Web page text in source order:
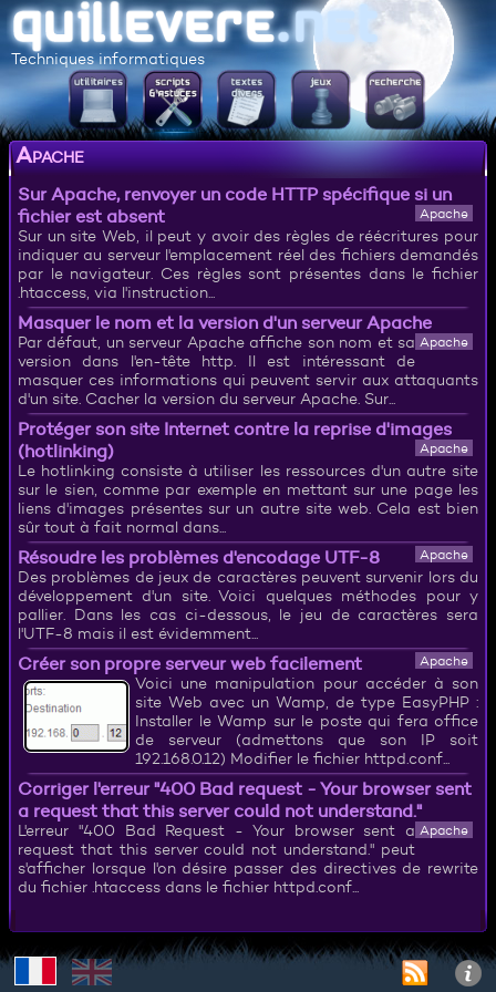
Techniques informatiques
Apache
Sur Apache, renvoyer un code HTTP spécifique si un
fichier est absent
Apache
Sur un site Web, il peut y avoir des règles de réécritures pour
indiquer au serveur l'emplacement réel des fichiers demandés
par le navigateur. Ces règles sont présentes dans le fichier
.htaccess, via l'instruction...
Masquer le nom et la version d'un serveur Apache
Apache
Par défaut, un serveur Apache affiche son nom et sa
version dans l'en-tête http. Il est intéressant de
masquer ces informations qui peuvent servir aux attaquants
d'un site. Cacher la version du serveur Apache. Sur...
Protéger son site Internet contre la reprise d'images
(hotlinking)
Apache
Le hotlinking consiste à utiliser les ressources d'un autre site
sur le sien, comme par exemple en mettant sur une page les
liens d'images présentes sur un autre site web. Cela est bien
sûr tout à fait normal dans...
Résoudre les problèmes d'encodage UTF-8 Apache
Des problèmes de jeux de caractères peuvent survenir lors du
développement d'un site. Voici quelques méthodes pour y
pallier. Dans les cas ci-dessous, le jeu de caractères sera
l'UTF-8 mais il est évidemment...
Créer son propre serveur web facilement Apache
Voici une manipulation pour accéder à son
site Web avec un Wamp, de type EasyPHP :
Installer le Wamp sur le poste qui fera office
de serveur (admettons que son IP soit
192.168.0.12) Modifier le fichier httpd.conf...
Corriger l'erreur "400 Bad request - Your browser sent
a request that this server could not understand."
Apache
L'erreur "400 Bad Request - Your browser sent a
request that this server could not understand." peut
s'afficher lorsque l'on désire passer des directives de rewrite
du fichier .htaccess dans le fichier httpd.conf...